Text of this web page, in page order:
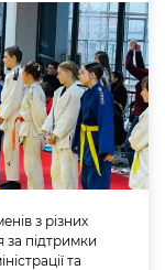
з різних
за підтримки
та